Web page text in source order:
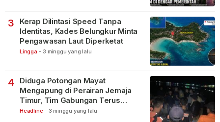
3
Kerap Dilintasi Speed Tanpa
Identitas, Kades Belungkur Minta
Pengawasan Laut Diperketat
Lingga - 3 minggu yang lalu
4
Diduga Potongan Mayat
Mengapung di Perairan Jemaja
Timur, Tim Gabungan Terus
Lakukan Pencarian
Headline - 3 minggu yang lalu